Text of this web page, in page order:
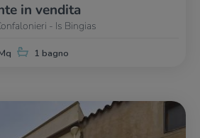
in vendita
- Is Bingias
1 bagno